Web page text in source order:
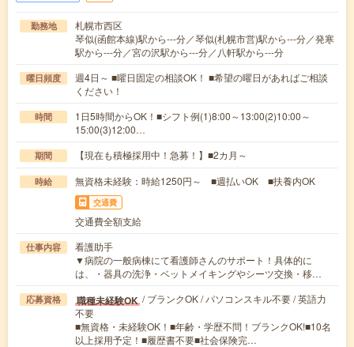
勤務地
札幌市西区
琴似(函館本線)駅から---分／琴似(札幌市営)駅から---分／発寒
駅から---分／宮の沢駅から---分／八軒駅から---分
曜日頻度
週4日～ ■曜日固定の相談OK！ ■希望の曜日があればご相談
ください！
時間
1日5時間からOK！■シフト例(1)8:00～13:00(2)10:00～
15:00(3)12:00…
期間 【現在も積極採用中！急募！】■2カ月～
時給 無資格未経験：時給1250円～ ■週払いOK ■扶養内OK
交通費
交通費全額支給
仕事内容
看護助手
▼病院の一般病棟にて看護師さんのサポート！具体的に
は、・器具の洗浄・ベットメイキングやシーツ交換・移…
応募資格 職種未経験OK / ブランクOK / パソコンスキル不要 / 英語力
不要
■無資格・未経験OK！■年齢・学歴不問！ブランクOK!■10名
以上採用予定！■履歴書不要■社会保険完…